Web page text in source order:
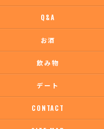
Q&A
お酒
飲み物
デート
CONTACT